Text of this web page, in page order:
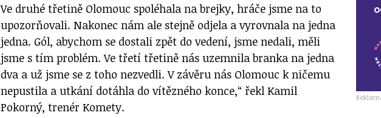
Ve druhé třetině Olomouc spoléhala na brejky, hráče jsme na to
upozorňovali. Nakonec nám ale stejně odjela a vyrovnala na jedna
jedna. Gól, abychom se dostali zpět do vedení, jsme nedali, měli
jsme s tím problém. Ve třetí třetině nás uzemnila branka na jedna
dva a už jsme se z toho nezvedli. V závěru nás Olomouc k ničemu
nepustila a utkání dotáhla do vítězného konce,“ řekl Kamil
Pokorný, trenér Komety.